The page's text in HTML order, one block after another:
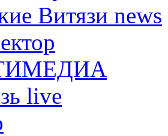
Витязи news
live